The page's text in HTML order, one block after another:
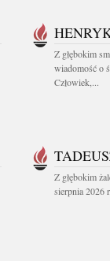
Z głębokim
wiadomość o
Człowiek,...
Z głębokim
sierpnia 2026